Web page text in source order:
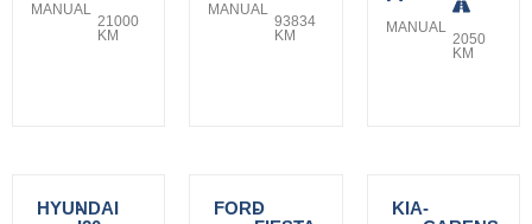
MANUAL
21000
KM
MANUAL
93834
KM
MANUAL
2050
KM
HYUNDAI
-
FORD
-
KIA-